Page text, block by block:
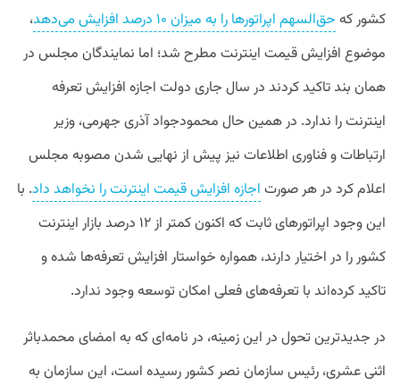
کشور که حق‌السهم اپراتورها را به میزان ۱۰ درصد افزایش می‌دهد
،
موضوع افزایش قیمت اینترنت مطرح شد؛ اما نمایندگان مجلس در
همان بند تاکید کردند در سال جاری دولت اجازه افزایش تعرفه
اینترنت را ندارد. در همین حال محمودجواد آذری جهرمی، وزیر
ارتباطات و فناوری اطلاعات نیز پیش از نهایی شدن مصوبه مجلس
اعلام کرد در هر صورت اجازه افزایش قیمت اینترنت را نخواهد داد. با
این وجود اپراتورهای ثابت که اکنون کمتر از ۱۲ درصد بازار اینترنت
کشور را در اختیار دارند، همواره خواستار افزایش تعرفه‌ها شده و
تاکید کرده‌اند با تعرفه‌های فعلی امکان توسعه وجود ندارد.
در جدیدترین تحول در این زمینه، در نامه‌ای که به امضای محمدباثر
اثنی عشری، رئیس سازمان نصر کشور رسیده است، این سازمان به